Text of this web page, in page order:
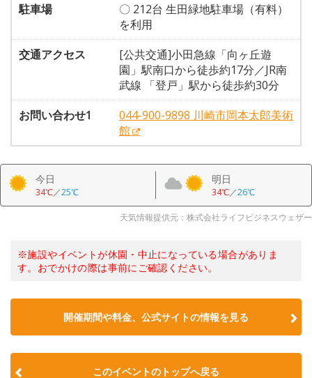
駐車場
〇 212台 生田緑地駐車場（有料）
を利用
交通アクセス
[公共交通]小田急線「向ヶ丘遊
園」駅南口から徒歩約17分／JR南
武線 「登戸」駅から徒歩約30分
お問い合わせ1
044-900-9898 川崎市岡本太郎美術
館
今日
34℃／25℃
明日
34℃／26℃
天気情報提供元：株式会社ライフビジネスウェザー
※施設やイベントが休園・中止になっている場合がありま
す。おでかけの際は事前にご確認ください。
開催期間や料金、公式サイトの情報を見る
このイベントのトップへ戻る